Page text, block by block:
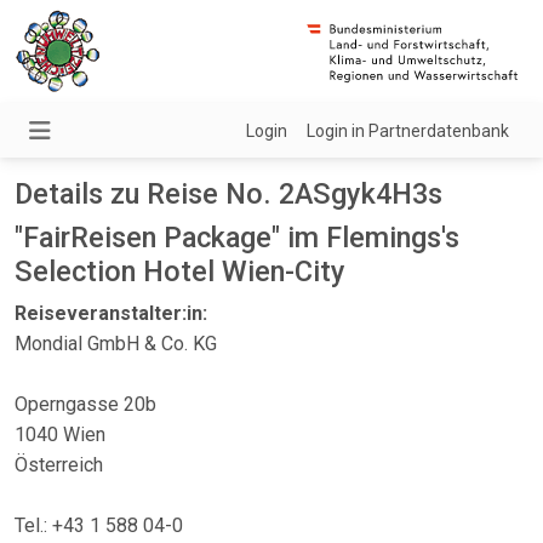
Login Login in Partnerdatenbank
Details zu Reise No. 2ASgyk4H3s
"FairReisen Package" im Flemings's
Selection Hotel Wien-City
Reiseveranstalter:in:
Mondial GmbH & Co. KG
Operngasse 20b
1040 Wien
Österreich
Tel.: +43 1 588 04-0